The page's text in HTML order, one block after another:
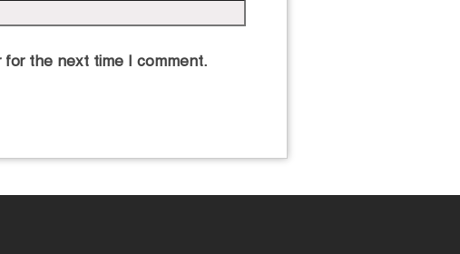
for the next time I comment.